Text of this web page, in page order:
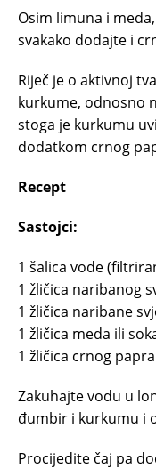
Osim limuna i
svakako dodajte i
Riječ je o aktivnoj
kurkume, odnosno
stoga je kurkumu
dodatkom crnog
Recept
Sastojci:
1 šalica vode
1 žličica naribanog
1 žličica naribane
1 žličica meda ili
1 žličica crnog papra
Zakuhajte vodu u
đumbir i kurkumu i
Procijedite čaj pa